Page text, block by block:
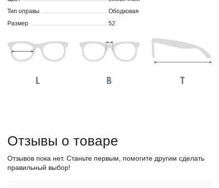
Тип оправы
Ободковая
Размер
52
Отзывы о товаре
Отзывов пока нет. Станьте первым, помогите другим сделать
правильный выбор!